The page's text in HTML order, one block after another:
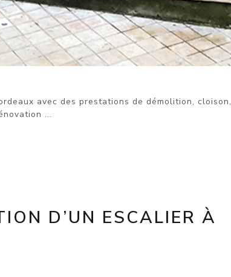
avec des prestations de démolition, cloison,
...
D’UN ESCALIER À